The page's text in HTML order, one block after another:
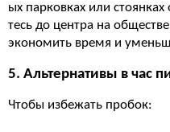
ых парковках или
тесь до центра на
экономить время и
5. Альтернативы в час
Чтобы избежать пробок: